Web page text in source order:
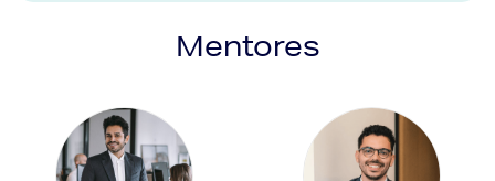
Mentores